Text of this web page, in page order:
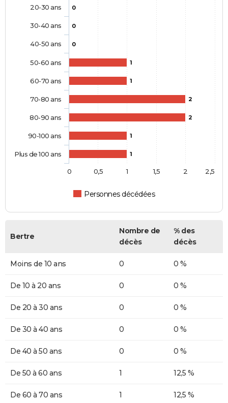
0
0
0
1
1
2
2
1
1
Personnes décédées
20-30 ans
30-40 ans
40-50 ans
50-60 ans
60-70 ans
70-80 ans
80-90 ans
90-100 ans
Plus de 100 ans
0 0,5 1 1,5 2 2,5
Bertre
Nombre de
décès
% des
décès
Moins de 10 ans 0 0 %
De 10 à 20 ans 0 0 %
De 20 à 30 ans 0 0 %
De 30 à 40 ans 0 0 %
De 40 à 50 ans 0 0 %
De 50 à 60 ans 1 12,5 %
De 60 à 70 ans 1 12,5 %